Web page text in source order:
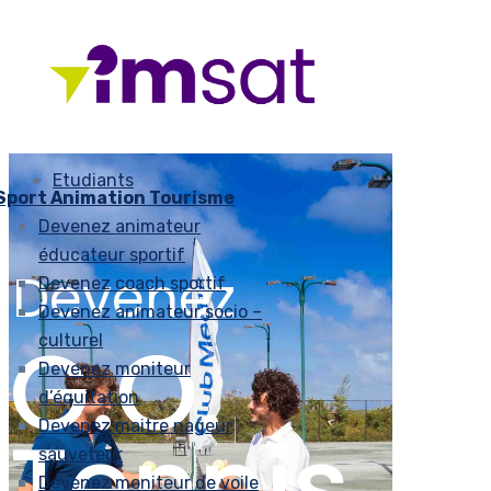
Etudiants
Animation Tourisme
Devenez animateur
éducateur sportif
Devenez coach sportif
Devenez animateur socio –
culturel
Devenez moniteur
d’équitation
Devenez maitre nageur
sauveteur
Devenez moniteur de voile
Devenez
G.O.